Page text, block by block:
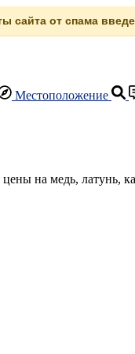
сайта от спама
Местоположение
на медь, латунь,